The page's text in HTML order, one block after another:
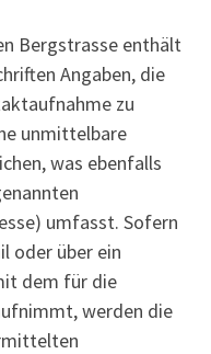
Bergstrasse enthält
Angaben, die
zu
unmittelbare
was ebenfalls
umfasst. Sofern
oder über ein
dem für die
werden die